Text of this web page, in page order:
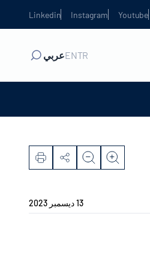
Youtube
Instagram
Linkedin
TR
ENعربي
13 ديسمبر 2023